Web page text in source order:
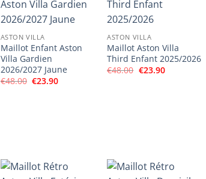
ASTON VILLA
Maillot Enfant Aston
Villa Gardien
2026/2027 Jaune
€48.00 Le
€23.90Le
ASTON VILLA
Maillot Aston Villa
Third Enfant 2025/2026
€48.00 Le
€23.90Le